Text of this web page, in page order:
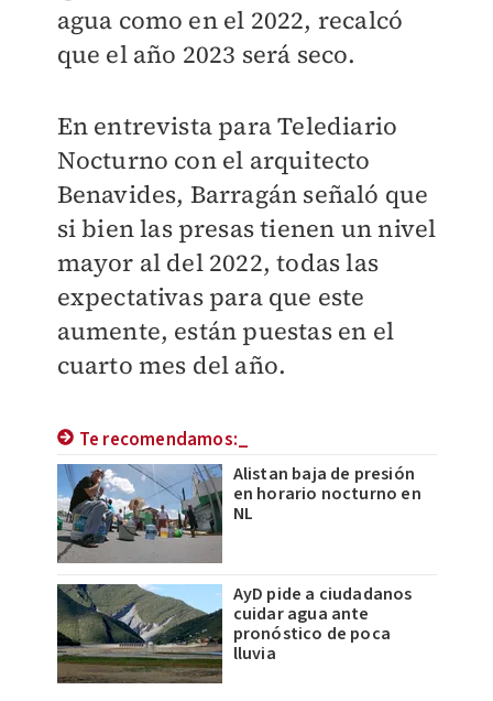
agua como en el 2022, recalcó
que el año 2023 será seco.
En entrevista para Telediario
Nocturno con el arquitecto
Benavides, Barragán señaló que
si bien las presas tienen un nivel
mayor al del 2022, todas las
expectativas para que este
aumente, están puestas en el
cuarto mes del año.
Te recomendamos:_
Alistan baja de presión
en horario nocturno en
NL
AyD pide a ciudadanos
cuidar agua ante
pronóstico de poca
lluvia